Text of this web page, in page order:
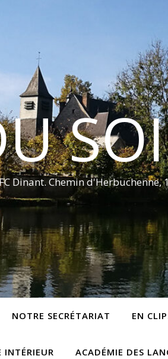
Dinant. Chemin d'Herbuchenne,
NOTRE SECRÉTARIAT EN
INTÉRIEUR ACADÉMIE DES